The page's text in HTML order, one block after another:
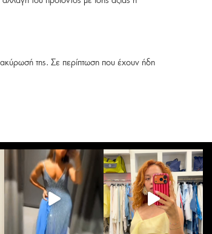
ακύρωσή της. Σε περίπτωση που έχουν ήδη